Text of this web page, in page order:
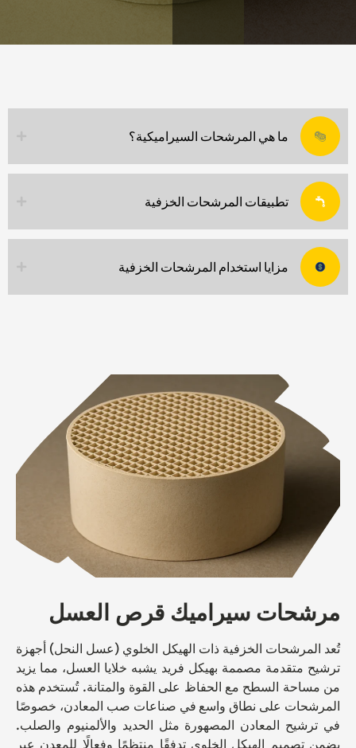
ما هي المرشحات السيراميكية؟
تطبيقات المرشحات الخزفية
مزايا استخدام المرشحات الخزفية
مرشحات سيراميك قرص العسل
تُعد المرشحات الخزفية ذات الهيكل الخلوي (عسل النحل) أجهزة
ترشيح متقدمة مصممة بهيكل فريد يشبه خلايا العسل، مما يزيد
من مساحة السطح مع الحفاظ على القوة والمتانة. تُستخدم هذه
المرشحات على نطاق واسع في صناعات صب المعادن، خصوصًا
في ترشيح المعادن المصهورة مثل الحديد والألمنيوم والصلب.
يضمن تصميم الهيكل الخلوي تدفقًا منتظمًا وفعالًا للمعدن عبر